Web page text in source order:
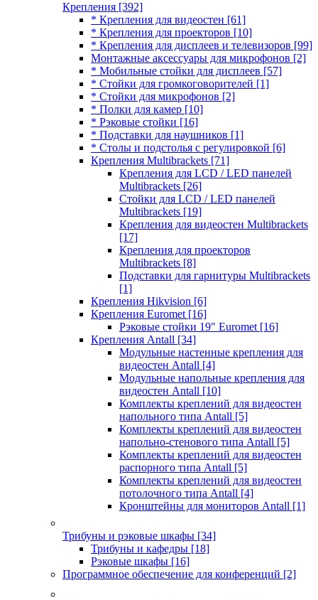
Крепления [392]
* Крепления для видеостен [61]
* Крепления для проекторов [10]
* Крепления для дисплеев и телевизоров [99]
Монтажные аксессуары для микрофонов [2]
* Мобильные стойки для дисплеев [57]
* Стойки для громкоговорителей [1]
* Стойки для микрофонов [2]
* Полки для камер [10]
* Рэковые стойки [16]
* Подставки для наушников [1]
* Столы и подстолья с регулировкой [6]
Крепления Multibrackets [71]
Крепления для LCD / LED панелей
Multibrackets [26]
Стойки для LCD / LED панелей
Multibrackets [19]
Крепления для видеостен Multibrackets
[17]
Крепления для проекторов
Multibrackets [8]
Подставки для гарнитуры Multibrackets
[1]
Крепления Hikvision [6]
Крепления Euromet [16]
Рэковые стойки 19" Euromet [16]
Крепления Antall [34]
Модульные настенные крепления для
видеостен Antall [4]
Модульные напольные крепления для
видеостен Antall [10]
Комплекты креплений для видеостен
напольного типа Antall [5]
Комплекты креплений для видеостен
напольно-стенового типа Antall [5]
Комплекты креплений для видеостен
распорного типа Antall [5]
Комплекты креплений для видеостен
потолочного типа Antall [4]
Кронштейны для мониторов Antall [1]
Трибуны и рэковые шкафы [34]
Трибуны и кафедры [18]
Рэковые шкафы [16]
Программное обеспечение для конференций [2]